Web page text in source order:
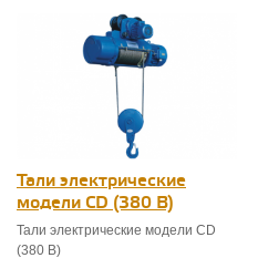
Тали электрические
модели CD (380 В)
Тали электрические модели CD
(380 В)